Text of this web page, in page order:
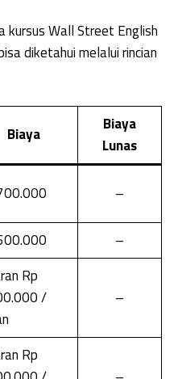
kursus Wall Street English
diketahui melalui rincian
Biaya
Biaya
Lunas
–
–
Rp
/
–
Rp